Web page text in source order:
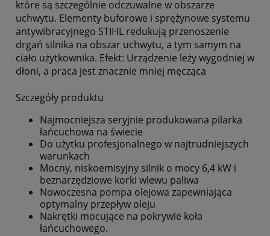
które są szczególnie odczuwalne w obszarze
uchwytu. Elementy buforowe i sprężynowe systemu
antywibracyjnego STIHL redukują przenoszenie
drgań silnika na obszar uchwytu, a tym samym na
ciało użytkownika. Efekt: Urządzenie leży wygodniej w
dłoni, a praca jest znacznie mniej męcząca
Szczegóły produktu
Najmocniejsza seryjnie produkowana pilarka
łańcuchowa na świecie
Do użytku profesjonalnego w najtrudniejszych
warunkach
Mocny, niskoemisyjny silnik o mocy 6,4 kW i
beznarzędziowe korki wlewu paliwa
Nowoczesna pompa olejowa zapewniająca
optymalny przepływ oleju
Nakrętki mocujące na pokrywie koła
łańcuchowego.